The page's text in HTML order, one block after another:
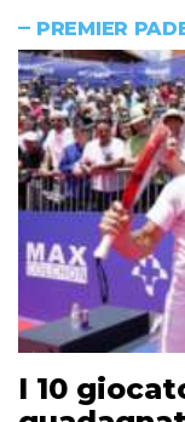
PREMIER
I 10